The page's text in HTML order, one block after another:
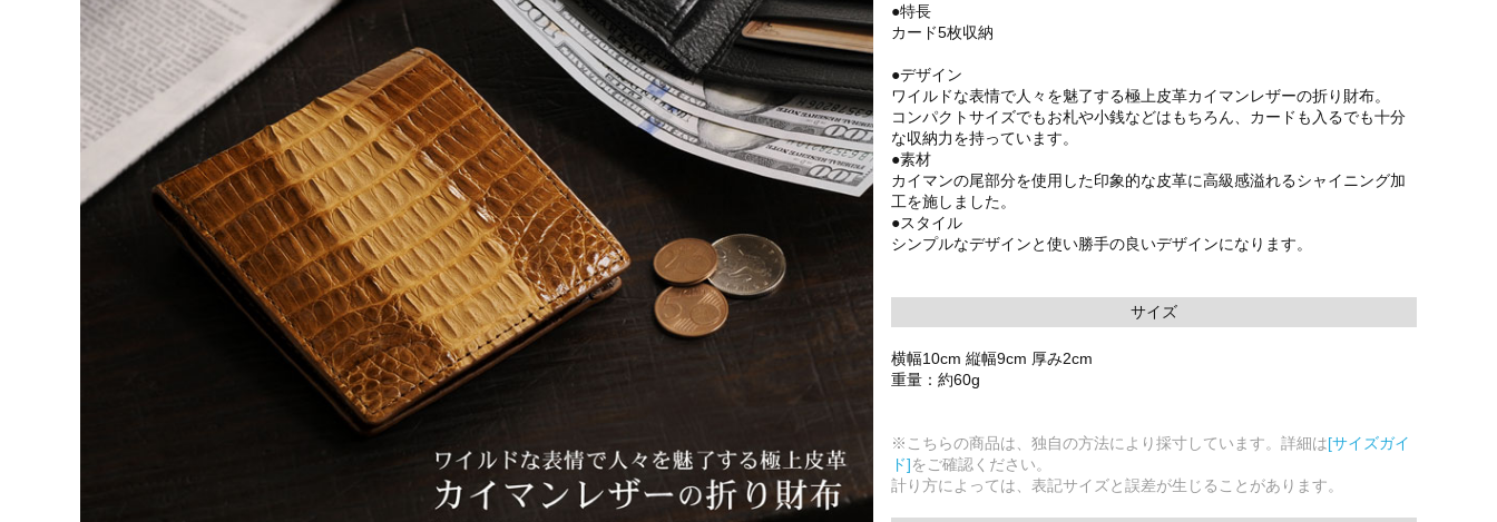
●特長
カード5枚収納
●デザイン
ワイルドな表情で人々を魅了する極上皮革カイマンレザーの折り財布。
コンパクトサイズでもお札や小銭などはもちろん、カードも入るでも十分
な収納力を持っています。
●素材
カイマンの尾部分を使用した印象的な皮革に高級感溢れるシャイニング加
工を施しました。
●スタイル
シンプルなデザインと使い勝手の良いデザインになります。
サイズ
横幅10cm 縦幅9cm 厚み2cm
重量：約60g
※こちらの商品は、独自の方法により採寸しています。詳細は[サイズガイ
ド]をご確認ください。
計り方によっては、表記サイズと誤差が生じることがあります。